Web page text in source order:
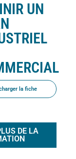
UN
la fiche
DE LA